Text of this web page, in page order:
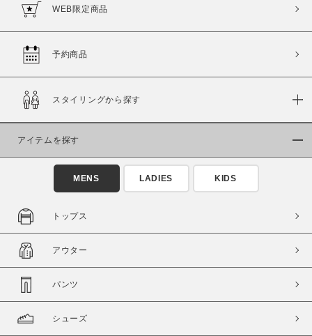
商品タイプ
通常商品
セール価格 WEB限定
在庫
在庫あり
WEB限定商品
予約商品
スタイリングから探す
アイテムを探す
MENS LADIES KIDS
トップス
アウター
パンツ
シューズ